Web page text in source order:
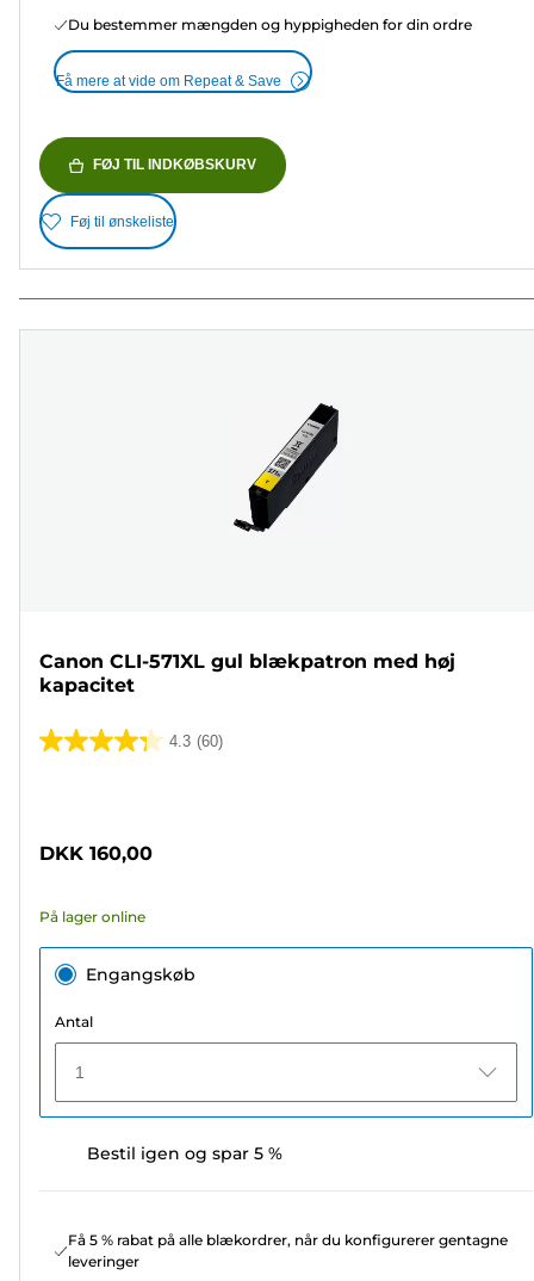
Du bestemmer mængden og hyppigheden for din ordre
Få mere at vide om Repeat & Save
FØJ TIL INDKØBSKURV
Føj til ønskeliste
Canon CLI-571XL gul blækpatron med høj
kapacitet
4.3 (60)
4.3
stjerner.
anmeldelser
DKK 160,00
På lager online
Engangskøb
Antal
1
Bestil igen og spar 5 %
Få 5 % rabat på alle blækordrer, når du konfigurerer gentagne
leveringer